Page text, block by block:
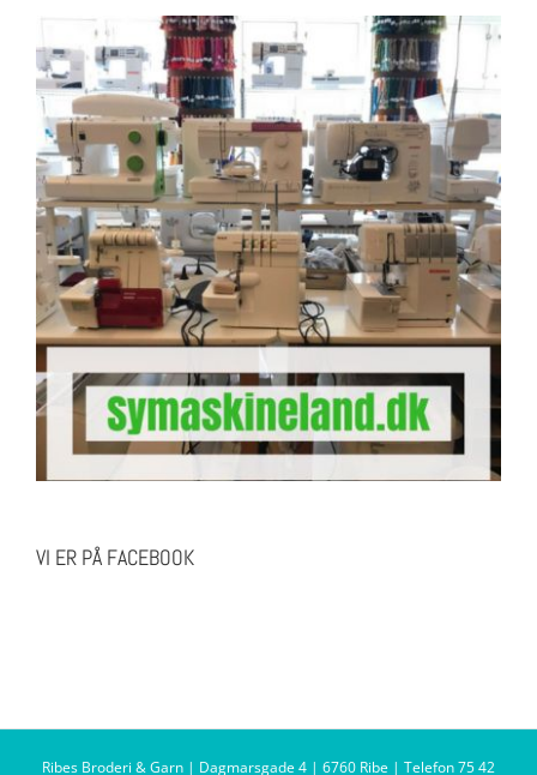
VI ER PÅ FACEBOOK
Ribes Broderi & Garn | Dagmarsgade 4 | 6760 Ribe | Telefon 75 42